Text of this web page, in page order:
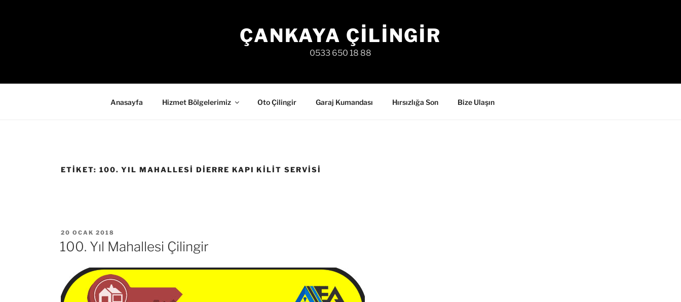
ÇANKAYA ÇILINGIR
0533 650 18 88
Anasayfa Hizmet Bölgelerimiz Oto Çilingir Garaj Kumandası Hırsızlığa Son Bize Ulaşın
ETIKET: 100. YIL MAHALLESI DIERRE KAPI KILIT SERVISI
YAYIM
TARIHI
20 OCAK 2018
100. Yıl Mahallesi Çilingir